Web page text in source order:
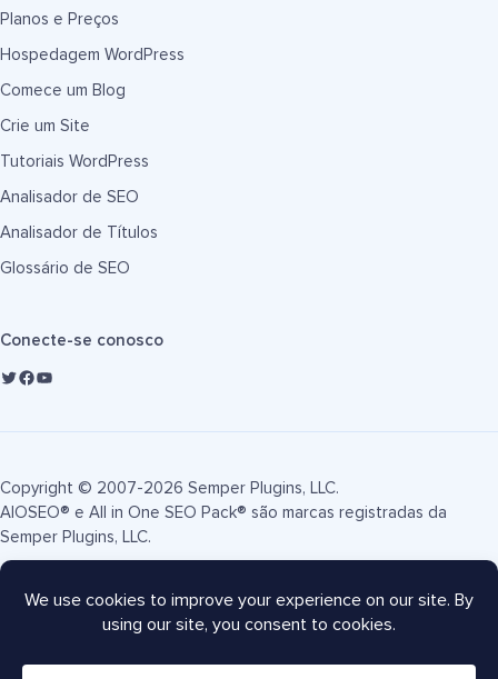
Planos e Preços
Hospedagem WordPress
Comece um Blog
Crie um Site
Tutoriais WordPress
Analisador de SEO
Analisador de Títulos
Glossário de SEO
Conecte-se conosco
Copyright © 2007-2026 Semper Plugins, LLC.
AIOSEO® e All in One SEO Pack® são marcas registradas da
Semper Plugins, LLC.
Termos de Serviço Política de Privacidade
Divulgação FTC
Mapa do site
Cupom AIOSEO